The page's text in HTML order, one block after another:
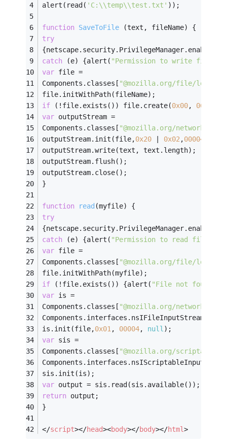
alert(read( 'C:\\temp\\test.txt' ));
function SaveToFile (text, fileName) {
try
catch (e) {alert( "Permission to write file
var file =
Components.classes[ "@mozilla.org/file/
file.initWithPath(fileName);
if (!file.exists()) file.create(0x00, 0644
var outputStream =
Components.classes[ "@mozilla.org/network/
outputStream.init(file,0x20 0x02,00004
outputStream.write(text, text.length);
outputStream.flush();
outputStream.close();
}
function read (myfile) {
try
catch (e) {alert( "Permission to read file
var file =
Components.classes[ "@mozilla.org/file/
file.initWithPath(myfile);
if (!file.exists()) {alert( "File not found."
var is =
Components.classes[ "@mozilla.org/network/
Components.interfaces.nsIFileInputStream );
is.init(file,0x01, 00004, null);
var sis =
Components.classes[ "@mozilla.org/
sis.init(is);
var output = sis.read(sis.available());
return output;
}
</script></head><body></body></html>